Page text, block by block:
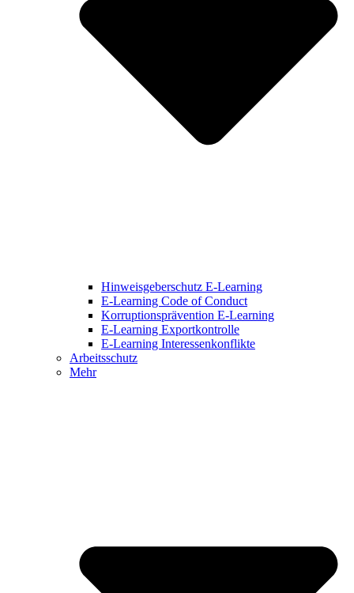
Hinweisgeberschutz E-Learning
E-Learning Code of Conduct
Korruptionsprävention E-Learning
E-Learning Exportkontrolle
E-Learning Interessenkonflikte
Arbeitsschutz
Mehr